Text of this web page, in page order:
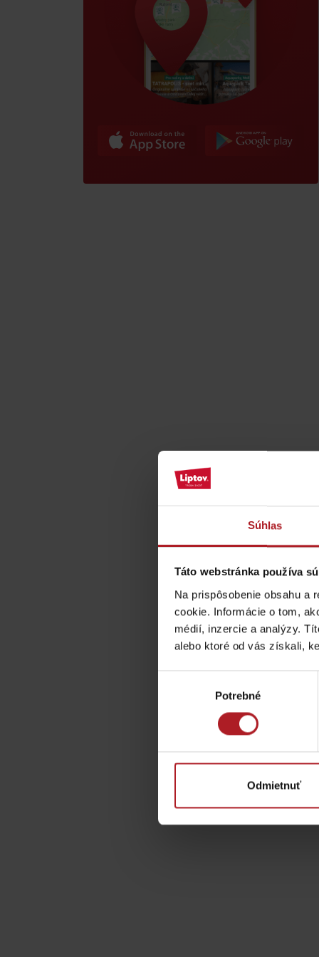
Súhlas
Táto webstránka používa
Na prispôsobenie obsahu a
cookie. Informácie o tom,
médií, inzercie a analýzy.
alebo ktoré od vás získali,
Potrebné
Odmietnuť
Liptov Region Card!
VŠETKY ČLÁNKY
Požičovne
VŠETKY ČLÁNKY
O značke Produkt Liptova
ZOZNAM PRODUKTOV LIPTOVA
Chaty a útulne